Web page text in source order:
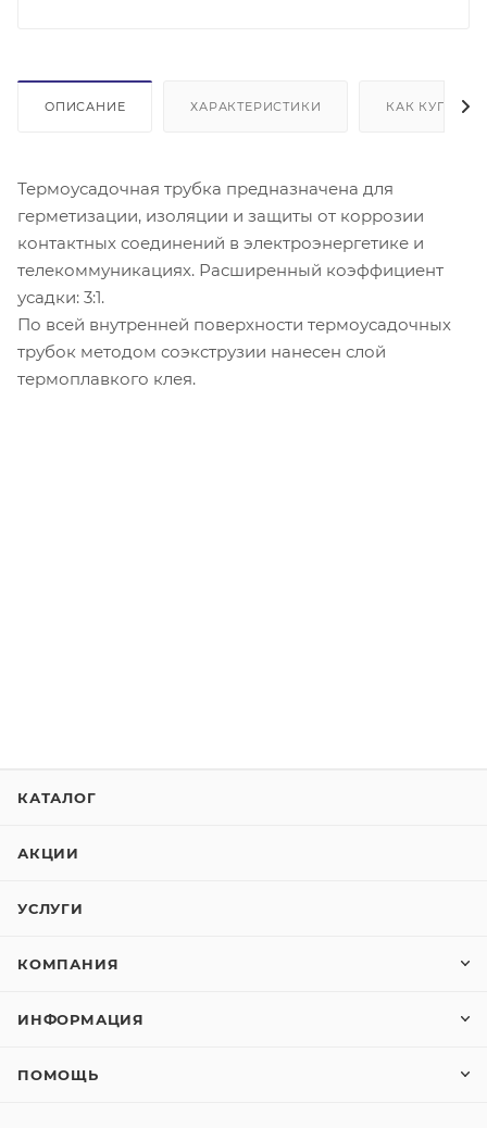
ОПИСАНИЕ ХАРАКТЕРИСТИКИ КАК КУПИТЬ
Термоусадочная трубка предназначена для
герметизации, изоляции и защиты от коррозии
контактных соединений в электроэнергетике и
телекоммуникациях. Расширенный коэффициент
усадки: 3:1.
По всей внутренней поверхности термоусадочных
трубок методом соэкструзии нанесен слой
термоплавкого клея.
КАТАЛОГ
АКЦИИ
УСЛУГИ
КОМПАНИЯ
ИНФОРМАЦИЯ
ПОМОЩЬ